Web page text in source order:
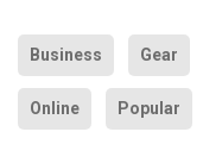
Business Gear
Online Popular